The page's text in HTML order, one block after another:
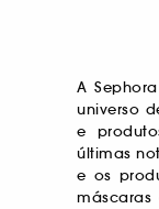
A
universo
e
últimas
e os
toilette,
preferida
perfume
longo
teu rosto,
beleza
para
teus
procura
nosso